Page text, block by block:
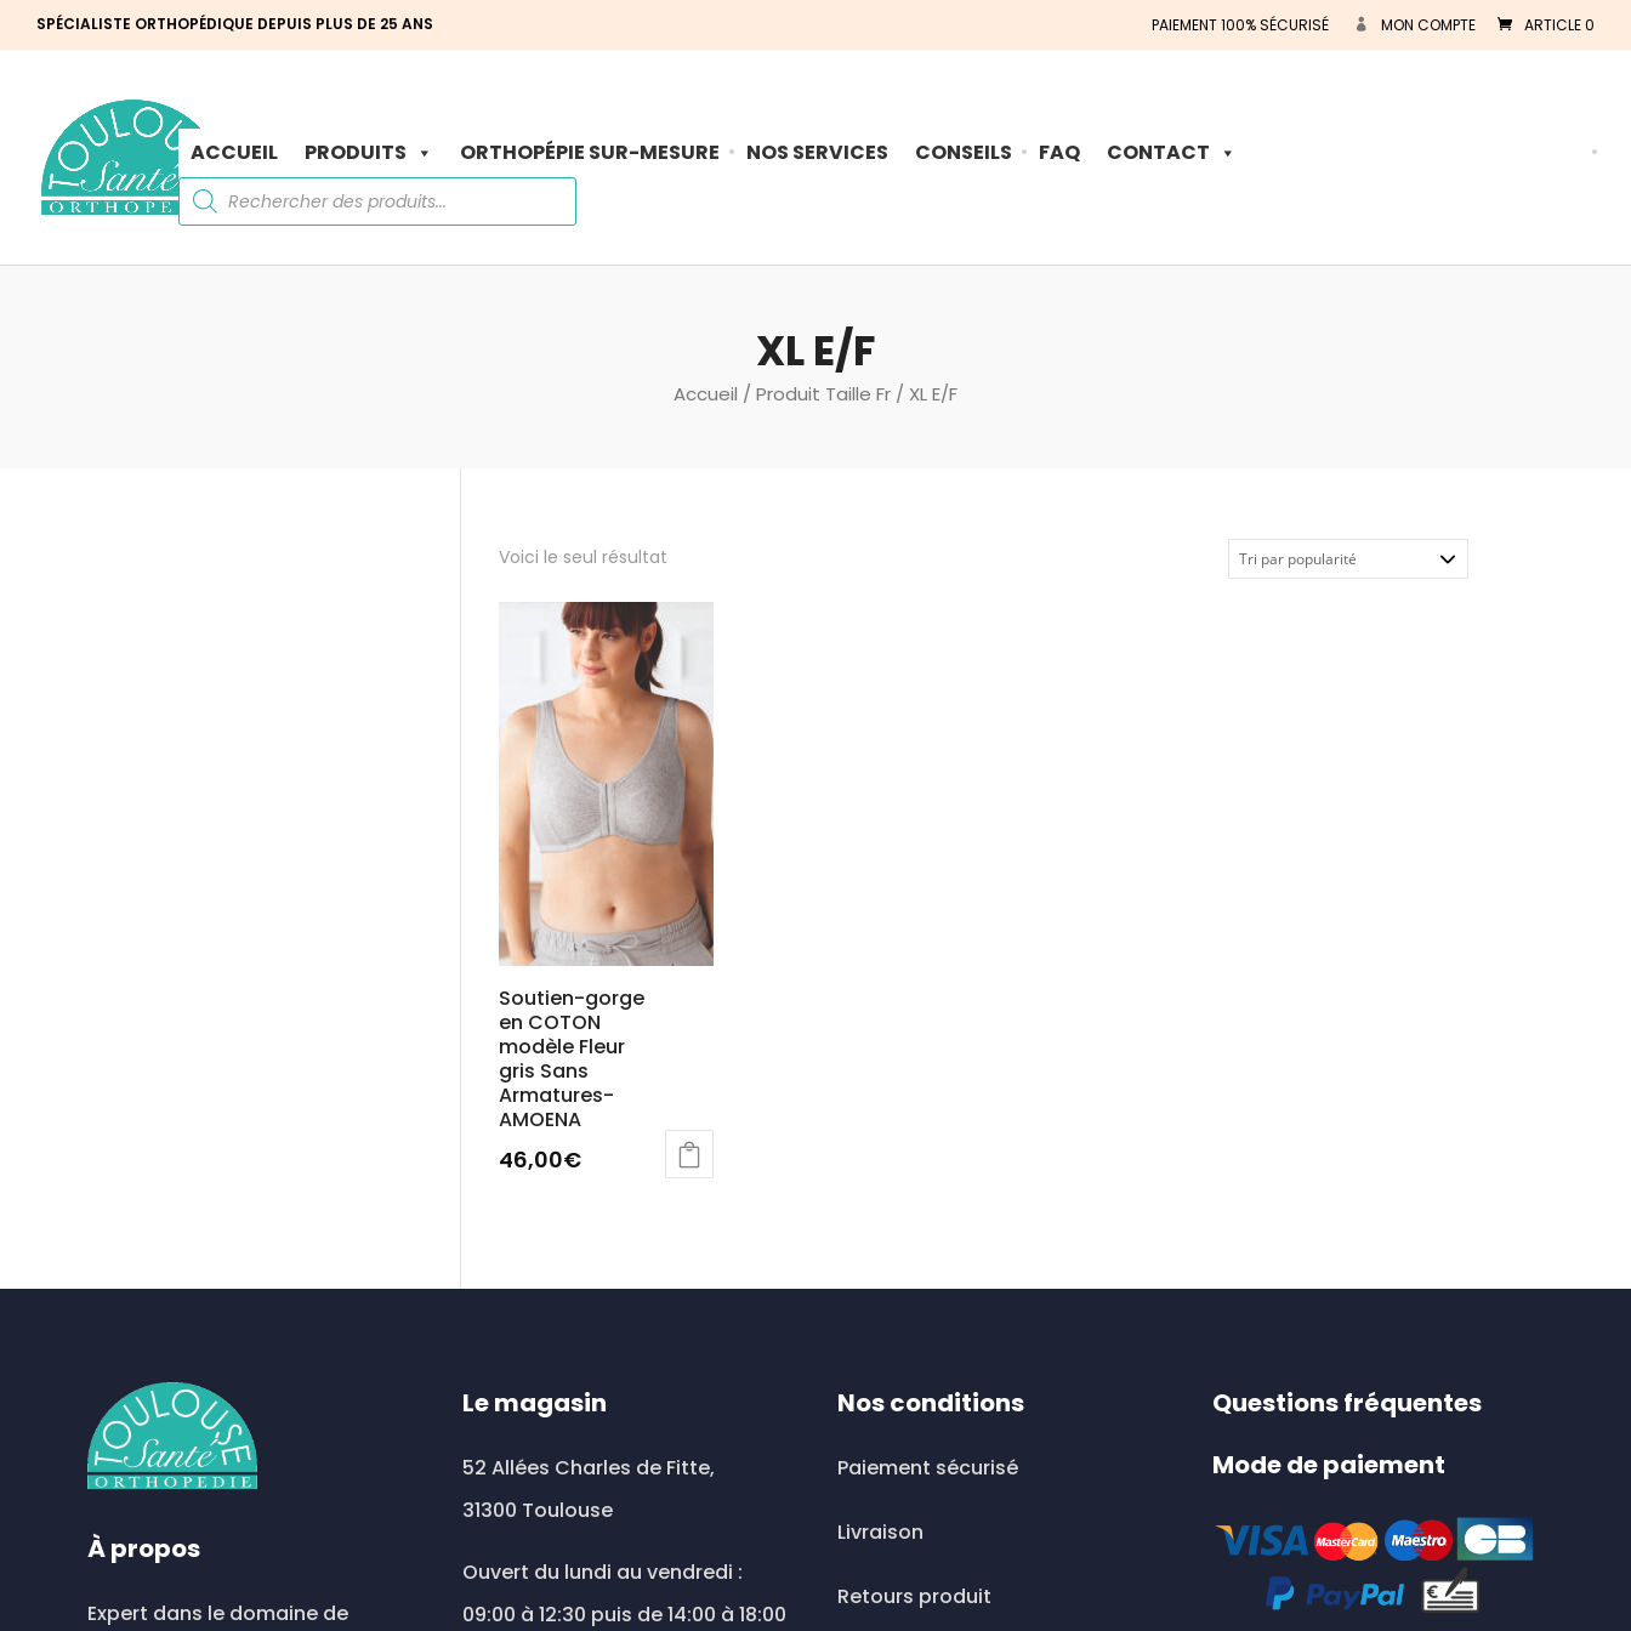
SPÉCIALISTE ORTHOPÉDIQUE DEPUIS PLUS DE 25 ANS PAIEMENT 100% SÉCURISÉ MON COMPTE ARTICLE 0
ACCUEIL PRODUITS ORTHOPÉPIE SUR-MESURE NOS SERVICES CONSEILS FAQ CONTACT
Recherche
de
produits
Recherche
XL E/F
Accueil / Produit Taille Fr / XL E/F
Voici le seul résultat
Soutien-gorge
en COTON
modèle Fleur
gris Sans
Armatures-
AMOENA
46,00€
plusieurs
options
être
choisies
la
page
À propos
Expert dans le domaine de
Le magasin
52 Allées Charles de Fitte,
31300 Toulouse
Ouvert du lundi au vendredi :
09:00 à 12:30 puis de 14:00 à 18:00
Nos conditions
Paiement sécurisé
Livraison
Retours produit
Questions fréquentes
Mode de paiement